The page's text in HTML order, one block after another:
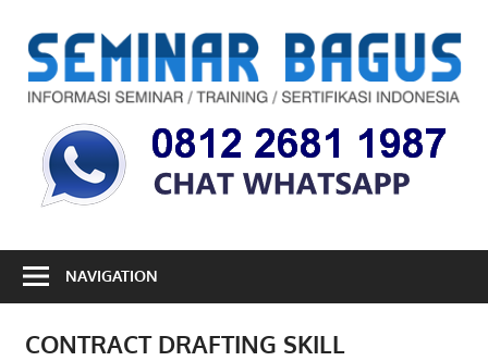
content
Informasi
Seminar,
Training
dan
Indonesia
NAVIGATION
CONTRACT DRAFTING SKILL